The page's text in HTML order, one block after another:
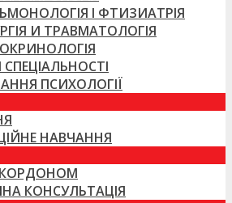
І ФТИЗИАТРІЯ
И ТРАВМАТОЛОГІЯ
СПЕЦІАЛЬНОСТІ
ПСИХОЛОГІЇ
НАВЧАННЯ
КОРДОНОМ
КОНСУЛЬТАЦІЯ